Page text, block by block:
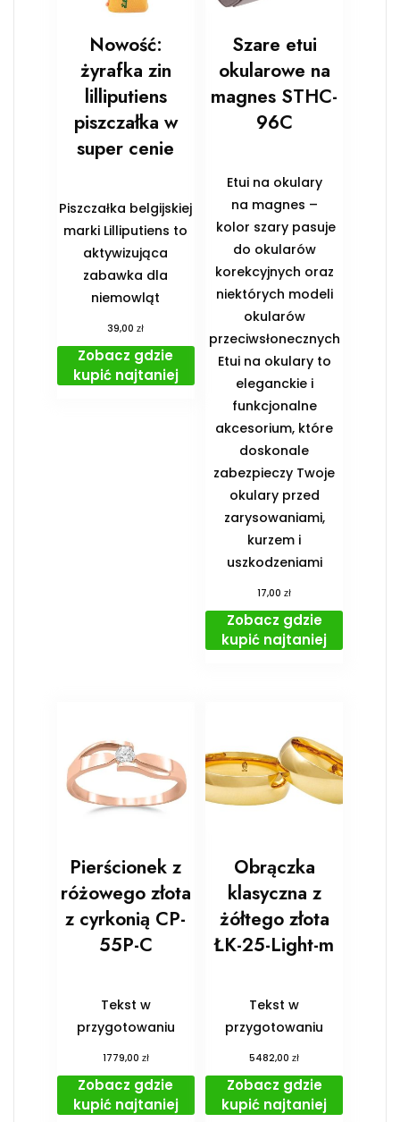
Nowość:
żyrafka zin
lilliputiens
piszczałka w
super cenie
Piszczałka belgijskiej
marki Lilliputiens to
aktywizująca
zabawka dla
niemowląt
39,00zł
Zobacz gdzie
kupić najtaniej
Szare etui
okularowe na
magnes STHC-
96C
Etui na okulary
na magnes –
kolor szary pasuje
do okularów
korekcyjnych oraz
niektórych modeli
okularów
przeciwsłonecznych
Etui na okulary to
eleganckie i
funkcjonalne
akcesorium, które
doskonale
zabezpieczy Twoje
okulary przed
zarysowaniami,
kurzem i
uszkodzeniami
17,00zł
Zobacz gdzie
kupić najtaniej
Pierścionek z
różowego złota
z cyrkonią CP-
55P-C
Tekst w
przygotowaniu
1779,00 zł
Zobacz gdzie
kupić najtaniej
Obrączka
klasyczna z
żółtego złota
ŁK-25-Light-m
Tekst w
przygotowaniu
5482,00zł
Zobacz gdzie
kupić najtaniej